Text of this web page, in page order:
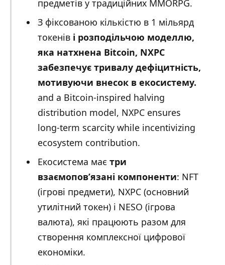
предметів у традиційних MMORPG.
З фіксованою кількістю в 1 мільярд
токенів і розподільчою моделлю,
яка натхнена Bitcoin, NXPC
забезпечує тривалу дефіцитність,
мотивуючи внесок в екосистему.
and a Bitcoin-inspired halving
distribution model, NXPC ensures
long-term scarcity while incentivizing
ecosystem contribution.
Екосистема має три
взаємопов’язані компоненти: NFT
(ігрові предмети), NXPC (основний
утилітний токен) і NESO (ігрова
валюта), які працюють разом для
створення комплексної цифрової
економіки.